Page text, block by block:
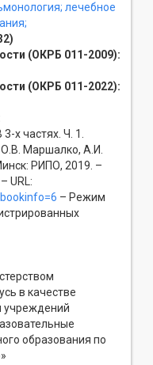
лечебное
(ОКРБ 011-2009):
(ОКРБ 011-2022):
х частях. Ч. 1.
Маршалко, А.И.
РИПО, 2019. –
URL:
– Режим
в качестве
учреждений
образования по